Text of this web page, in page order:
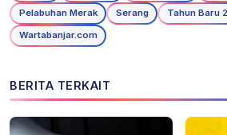
Pelabuhan Merak
Serang
Tahun Baru
Wartabanjar.com
BERITA TERKAIT